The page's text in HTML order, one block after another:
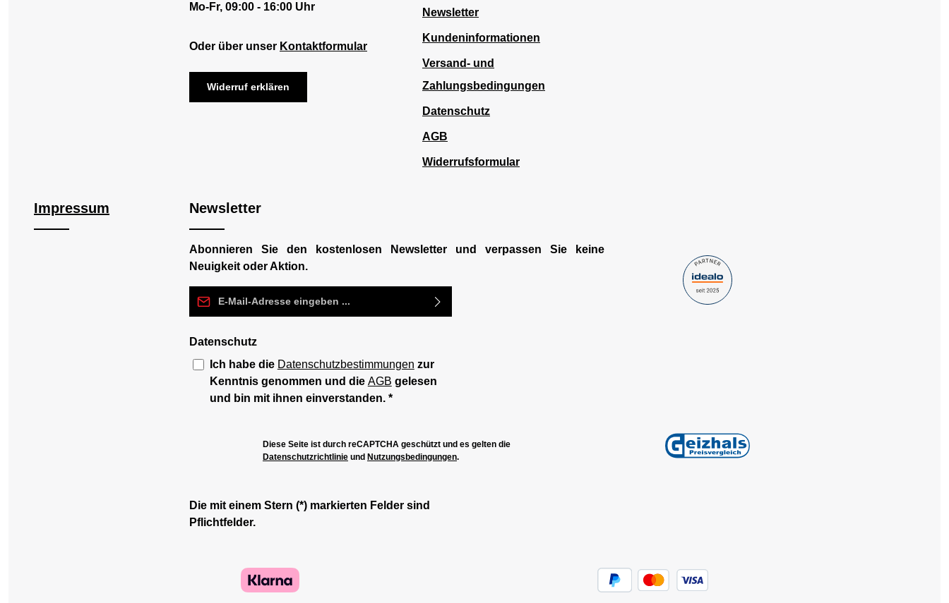
Mo-Fr, 09:00 - 16:00 Uhr
Oder über unser Kontaktformular
Widerruf erklären
Newsletter
Kundeninformationen
Versand- und
Zahlungsbedingungen
Datenschutz
AGB
Widerrufsformular
Impressum Newsletter
Abonnieren Sie den kostenlosen Newsletter und verpassen Sie keine
Neuigkeit oder Aktion.
E-Mail-Adresse*
Datenschutz
Ich habe die Datenschutzbestimmungen zur
Kenntnis genommen und die AGB gelesen
und bin mit ihnen einverstanden. *
Diese Seite ist durch reCAPTCHA geschützt und es gelten die
Datenschutzrichtlinie und Nutzungsbedingungen.
Die mit einem Stern (*) markierten Felder sind
Pflichtfelder.